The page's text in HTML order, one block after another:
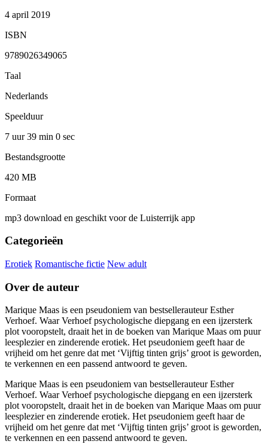
4 april 2019
ISBN
9789026349065
Taal
Nederlands
Speelduur
7 uur 39 min 0 sec
Bestandsgrootte
420 MB
Formaat
mp3 download en geschikt voor de Luisterrijk app
Categorieën
Erotiek Romantische fictie New adult
Over de auteur
Marique Maas is een pseudoniem van bestsellerauteur Esther
Verhoef. Waar Verhoef psychologische diepgang en een ijzersterk
plot vooropstelt, draait het in de boeken van Marique Maas om puur
leesplezier en zinderende erotiek. Het pseudoniem geeft haar de
vrijheid om het genre dat met ‘Vijftig tinten grijs’ groot is geworden,
te verkennen en een passend antwoord te geven.
Marique Maas is een pseudoniem van bestsellerauteur Esther
Verhoef. Waar Verhoef psychologische diepgang en een ijzersterk
plot vooropstelt, draait het in de boeken van Marique Maas om puur
leesplezier en zinderende erotiek. Het pseudoniem geeft haar de
vrijheid om het genre dat met ‘Vijftig tinten grijs’ groot is geworden,
te verkennen en een passend antwoord te geven.